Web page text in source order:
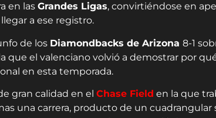
en las Grandes Ligas, convirtiéndose en
a ese registro.
de los Diamondbacks de Arizona 8-1
que el valenciano volvió a demostrar por
en esta temporada.
gran calidad en el Chase Field en la que
una carrera, producto de un cuadrangular